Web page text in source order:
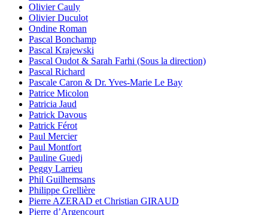
Olivier Cauly
Olivier Duculot
Ondine Roman
Pascal Bonchamp
Pascal Krajewski
Pascal Oudot & Sarah Farhi (Sous la direction)
Pascal Richard
Pascale Caron & Dr. Yves-Marie Le Bay
Patrice Micolon
Patricia Jaud
Patrick Davous
Patrick Férot
Paul Mercier
Paul Montfort
Pauline Guedj
Peggy Larrieu
Phil Guilhemsans
Philippe Grellière
Pierre AZERAD et Christian GIRAUD
Pierre d’Argencourt